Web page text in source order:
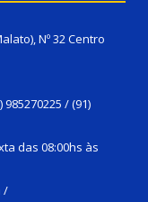
Nº 32 Centro
985270225 / (91)
das 08:00hs às
/